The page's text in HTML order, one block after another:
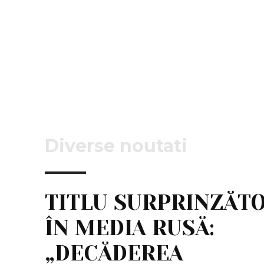
Diverse noutati
TITLU
ÎN MEDIA RUSĂ:
„DECĂDEREA